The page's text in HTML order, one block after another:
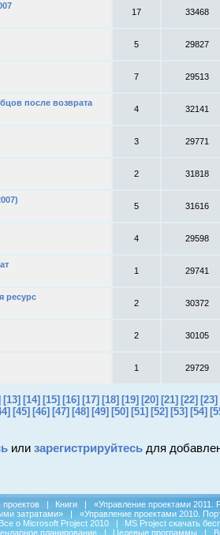
17 33468
5 29827
7 29513
после возврата
4 32141
3 29771
2 31818
5 31616
4 29598
1 29741
ресурс
2 30372
2 30105
1 29729
[13] [14] [15] [16] [17] [18] [19] [20] [21] [22] [23]
[45] [46] [47] [48] [49] [50] [51] [52] [53] [54]
или зарегистрируйтесь для
| Книги |
«Управление проектами 2011.
затратами» |
«Управление проектами 2010.
Все о Microsoft Project 2010 | MS Project скачать
планирование | Целевые программы |